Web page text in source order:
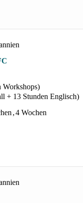
Workshops)
+ 13 Stunden Englisch)
,4 Wochen